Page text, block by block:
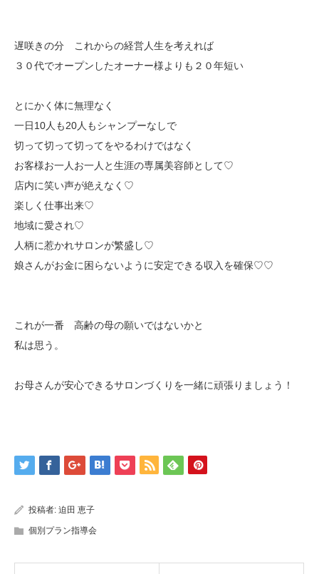
遅咲きの分 これからの経営人生を考えれば
３０代でオープンしたオーナー様よりも２０年短い
とにかく体に無理なく
一日10人も20人もシャンプーなしで
切って切って切ってをやるわけではなく
お客様お一人お一人と生涯の専属美容師として♡
店内に笑い声が絶えなく♡
楽しく仕事出来♡
地域に愛され♡
人柄に惹かれサロンが繁盛し♡
娘さんがお金に困らないように安定できる収入を確保♡♡
これが一番 高齢の母の願いではないかと
私は思う。
お母さんが安心できるサロンづくりを一緒に頑張りましょう！
投稿者: 迫田 恵子
個別プラン指導会